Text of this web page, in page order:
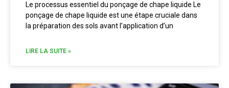
Le processus essentiel du ponçage de chape liquide Le
ponçage de chape liquide est une étape cruciale dans
la préparation des sols avant l’application d’un
LIRE LA SUITE »